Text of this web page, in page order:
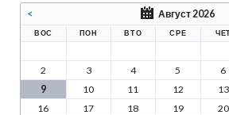
< Август 2026
ВОС ПОН ВТО СРЕ
2
3 4 5 6
9
10 11 12 13
16
17 18 19 20